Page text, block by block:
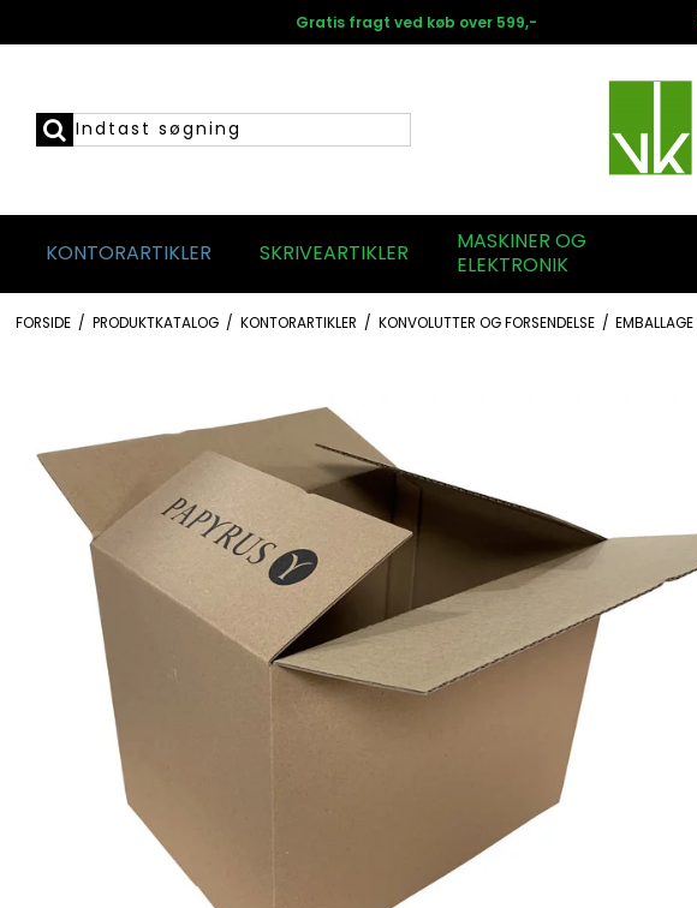
Gratis fragt ved køb over 599,-
KONTORARTIKLER SKRIVEARTIKLER
MASKINER OG
ELEKTRONIK
FORSIDE / PRODUKTKATALOG / KONTORARTIKLER / KONVOLUTTER OG FORSENDELSE / EMBALLAGE